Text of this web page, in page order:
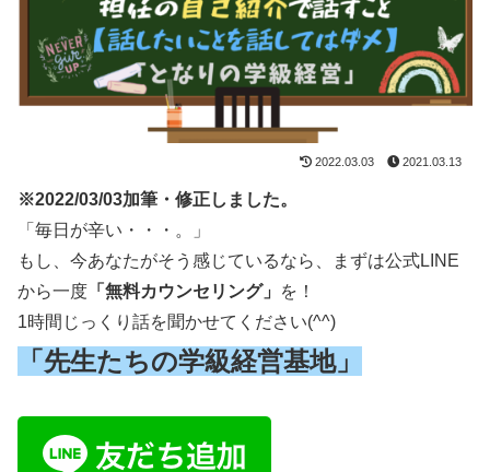
2022.03.03 2021.03.13
※2022/03/03加筆・修正しました。
「毎日が辛い・・・。」
もし、今あなたがそう感じているなら、まずは公式LINE
から一度 「無料カウンセリング」
を！
1時間じっくり話を聞かせてください(^^)
「先生たちの学級経営基地」